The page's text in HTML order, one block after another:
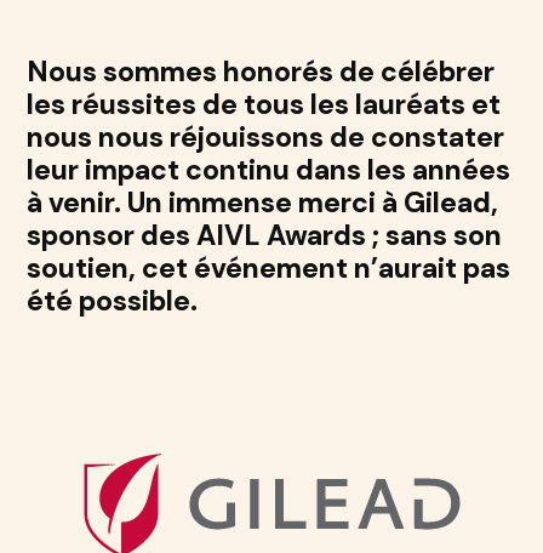
Nous sommes honorés de célébrer
les réussites de tous les lauréats et
nous nous réjouissons de constater
leur impact continu dans les années
à venir. Un immense merci à Gilead,
sponsor des AIVL Awards ; sans son
soutien, cet événement n’aurait pas
été possible.